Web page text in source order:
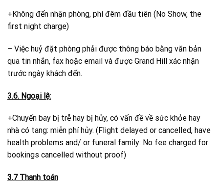
+Không đến nhận phòng, phí đêm đầu tiên (No Show, the
first night charge)
– Việc huỷ đặt phòng phải được thông báo bằng văn bản
qua tin nhắn, fax hoặc email và được Grand Hill xác nhận
trước ngày khách đến.
3.6. Ngoại lệ:
+Chuyến bay bị trễ hay bị hủy, có vấn đề về sức khỏe hay
nhà có tang: miễn phí hủy. (Flight delayed or cancelled, have
health problems and/ or funeral family: No fee charged for
bookings cancelled without proof)
3.7 Thanh toán